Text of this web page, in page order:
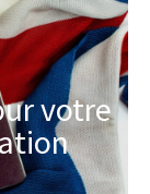
votre